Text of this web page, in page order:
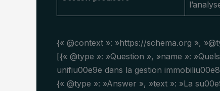
{« @context »: »https://schema.org »,
[{« @type »: »Question », »name »:
unifiu00e9e dans la gestion
{« @type »: »Answer », »text »: »La